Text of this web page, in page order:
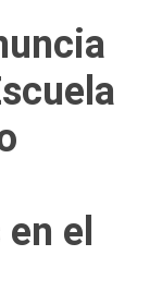
el